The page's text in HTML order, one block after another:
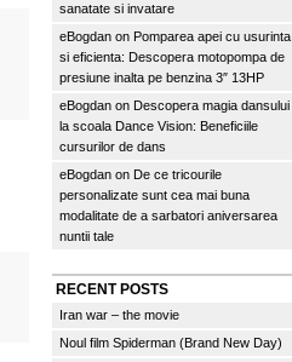
sanatate si invatare
eBogdan on Pomparea apei cu usurinta
si eficienta: Descopera motopompa de
presiune inalta pe benzina 3″ 13HP
eBogdan on Descopera magia dansului
la scoala Dance Vision: Beneficiile
cursurilor de dans
eBogdan on De ce tricourile
personalizate sunt cea mai buna
modalitate de a sarbatori aniversarea
nuntii tale
RECENT POSTS
Iran war – the movie
Noul film Spiderman (Brand New Day)